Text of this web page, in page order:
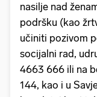
nasilje nad
podršku (kao
učiniti pozivom
socijalni rad,
4663 666 ili na
144, kao i u